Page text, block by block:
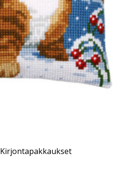
Kirjontapakkaukset